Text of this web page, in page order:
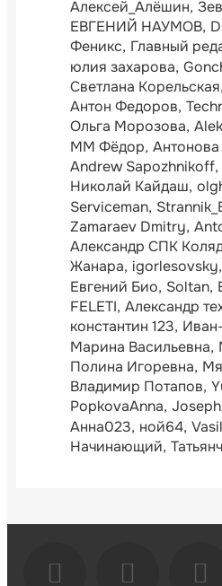
Алексей_Алёшин
ЕВГЕНИЙ НАУМОВ
Феникс Главный
юлия захарова
Светлана Корельская
Антон Федоров
Ольга Морозова
ММ Фёдор
Andrew Sapozhnikoff
Николай Кайдаш
Serviceman
Zamaraev Dmitry
Александр СПК
Жанара igorlesovsky
Евгений Био Soltan
FELETI Александр
константин 123
Марина Васильевна
Полина Игоревна
Владимир Потапов
PopkovaAnna
Анна023 ной64
Начинающий